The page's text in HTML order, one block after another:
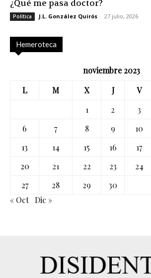
¿Qué me pasa doctor?
Política J.L. González Quirós - 27 julio, 2026
Hemeroteca
noviembre 2023
L
M X J V
1
2 3
6
7 8 9 10
13
14 15 16 17
20
21 22 23 24
27
28 29
30
« Oct Dic »